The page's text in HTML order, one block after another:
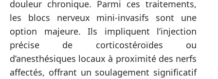
douleur chronique. Parmi ces traitements,
les blocs nerveux mini-invasifs sont une
option majeure. Ils impliquent l’injection
précise de corticostéroïdes ou
d’anesthésiques locaux à proximité des nerfs
affectés, offrant un soulagement significatif